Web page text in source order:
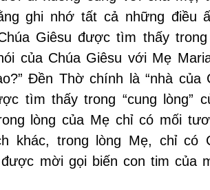
ghi nhớ tất cả những điều
Giêsu được tìm thấy
của Chúa Giêsu với Mẹ
Đền Thờ chính là “nhà của
tìm thấy trong “cung lòng”
lòng của Mẹ chỉ có mối
khác, trong lòng Mẹ, chỉ có
mời gọi biến con tim của